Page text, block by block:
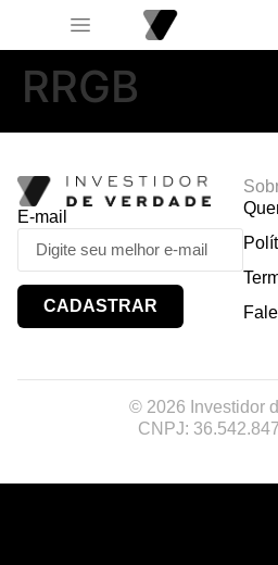
RRGB
E-mail
CADASTRAR
© 2026 Investidor
CNPJ: